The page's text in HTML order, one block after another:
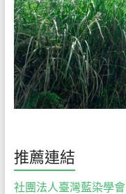
推薦連結
社團法人臺灣藍染學會